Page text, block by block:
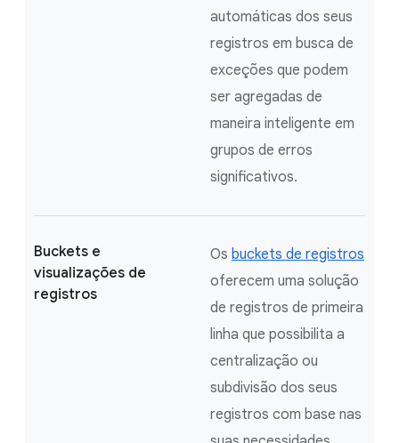
automáticas dos seus
registros em busca de
exceções que podem
ser agregadas de
maneira inteligente em
grupos de erros
significativos.
Buckets e
visualizações de
registros
Os buckets de registros
oferecem uma solução
de registros de primeira
linha que possibilita a
centralização ou
subdivisão dos seus
registros com base nas